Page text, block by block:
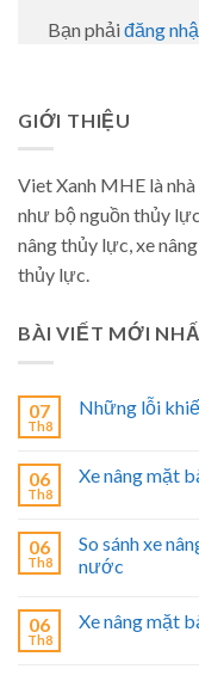
Bạn phải đăng
GIỚI THIỆU
Viet Xanh MHE là
như bộ nguồn thủy
nâng thủy lực, xe
thủy lực.
BÀI VIẾT MỚI
07
Th8
Những lỗi
06
Th8
Xe nâng mặt
06
Th8
So sánh xe
nước
06
Th8
Xe nâng mặt